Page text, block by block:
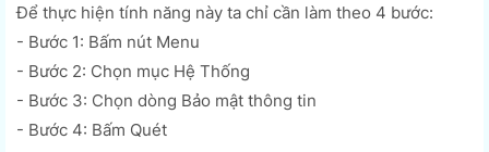
Để thực hiện tính năng này ta chỉ cần làm theo 4 bước:
- Bước 1: Bấm nút Menu
- Bước 2: Chọn mục Hệ Thống
- Bước 3: Chọn dòng Bảo mật thông tin
- Bước 4: Bấm Quét